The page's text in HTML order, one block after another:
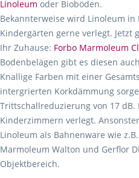
Linoleum oder Bioböden.
Bekannterweise wird Linoleum
Kindergärten gerne verlegt.
Ihr Zuhause: Forbo Marmoleum
Bodenbelägen gibt es diesen
Knallige Farben mit einer
intergrierten Korkdämmung
Trittschallreduzierung von 17
Kinderzimmern verlegt.
Linoleum als Bahnenware wie
Marmoleum Walton und Gerflor
Objektbereich.